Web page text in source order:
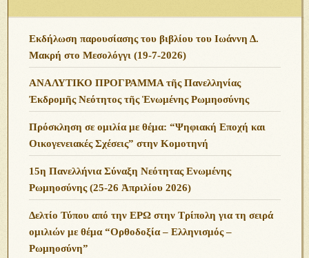
Εκδήλωση παρουσίασης του βιβλίου του Ιωάννη Δ.
Μακρή στο Μεσολόγγι (19-7-2026)
ΑΝΑΛΥΤΙΚΟ ΠΡΟΓΡΑΜΜΑ τῆς Πανελληνίας
Ἐκδρομῆς Νεότητος τῆς Ἑνωμένης Ρωμηοσύνης
Πρόσκληση σε ομιλία με θέμα: “Ψηφιακή Εποχή και
Οικογενειακές Σχέσεις” στην Κομοτηνή
15η Πανελλήνια Σύναξη Νεότητας Ενωμένης
Ρωμηοσύνης (25-26 Ἀπριλίου 2026)
Δελτίο Τύπου από την ΕΡΩ στην Τρίπολη για τη σειρά
ομιλιών με θέμα “Ορθοδοξία – Ελληνισμός –
Ρωμηοσύνη”